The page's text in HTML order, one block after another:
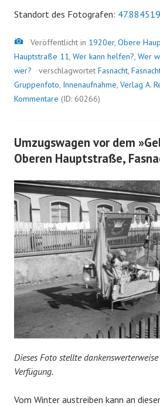
Standort des Fotografen:
Bild
Veröffentlicht in 1920er, Obere
Hauptstraße 11, Wer kann helfen?, Wer
wer?
verschlagwortet Fasnacht,
Gruppenfoto, Innenaufnahme, Verlag A.
Kommentare (ID: 60266)
Umzugswagen vor dem
Oberen Hauptstraße,
Dieses Foto stellte
Verfügung.
Vom Winter austreiben kann an